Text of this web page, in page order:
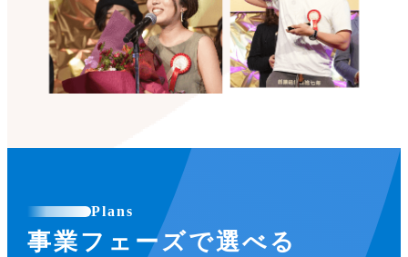
Plans
事業フェーズで選べる